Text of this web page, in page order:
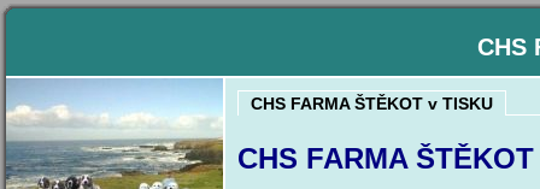
CHS
CHS FARMA ŠTĚKOT v TISKU
CHS FARMA